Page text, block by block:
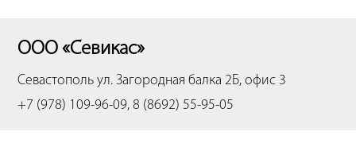
ООО «Севикас»
Севастополь ул. Загородная балка 2Б, офис 3
+7 (978) 109-96-09, 8 (8692) 55-95-05